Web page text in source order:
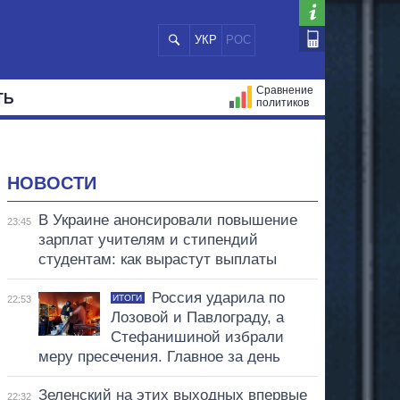
УКР РОС
Сравнение
политиков
НОВОСТИ
23:45
В Украине анонсировали повышение
зарплат учителям и стипендий
студентам: как вырастут выплаты
22:53 ИТОГИ
Россия ударила по
Лозовой и Павлограду, а
Стефанишиной избрали
меру пресечения. Главное за день
22:32
Зеленский на этих выходных впервые